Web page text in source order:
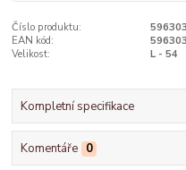
Číslo produktu:
EAN kód:
Velikost:
L - 54
Kompletní specifikace
Komentáře 0